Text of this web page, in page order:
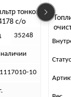
Топливный
очистки IVECO
(Цитрон)
Внутренний код
В